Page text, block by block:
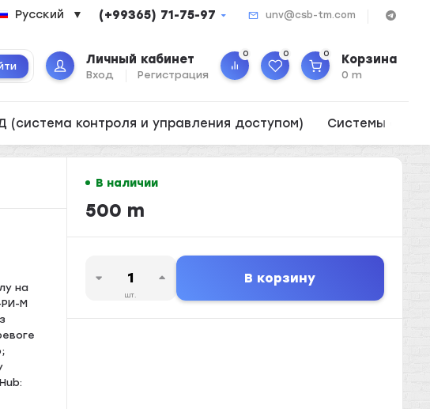
Русский ▼ (+99365) 71-75-97 unv@csb-tm.com
Личный кабинет
Вход Регистрация
0 0 0 Корзина
0 m
(система контроля и управления доступом) Системы
на
РИ-М
В наличии
500 m
шт.
В корзину